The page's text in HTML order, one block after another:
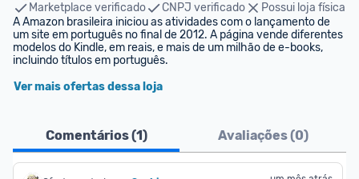
Marketplace verificado
CNPJ verificado
Possui loja física
A Amazon brasileira iniciou as atividades com o lançamento de
um site em português no final de 2012. A página vende diferentes
modelos do Kindle, em reais, e mais de um milhão de e-books,
incluindo títulos em português.
Ver mais ofertas dessa loja
Comentários (1) Avaliações (0)